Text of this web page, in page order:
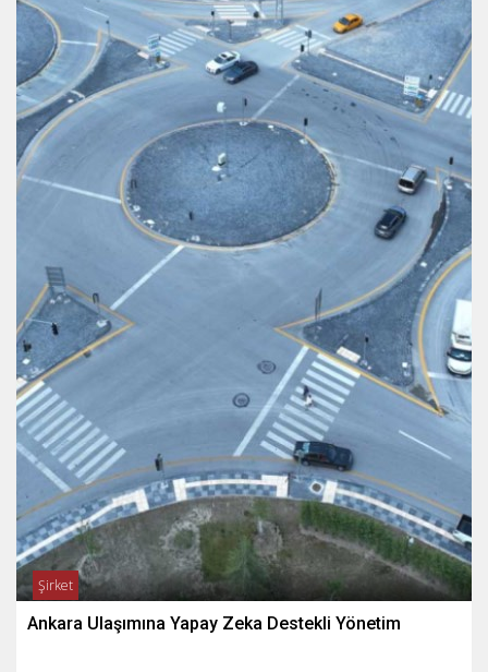
Şirket
Ankara Ulaşımına Yapay Zeka Destekli Yönetim